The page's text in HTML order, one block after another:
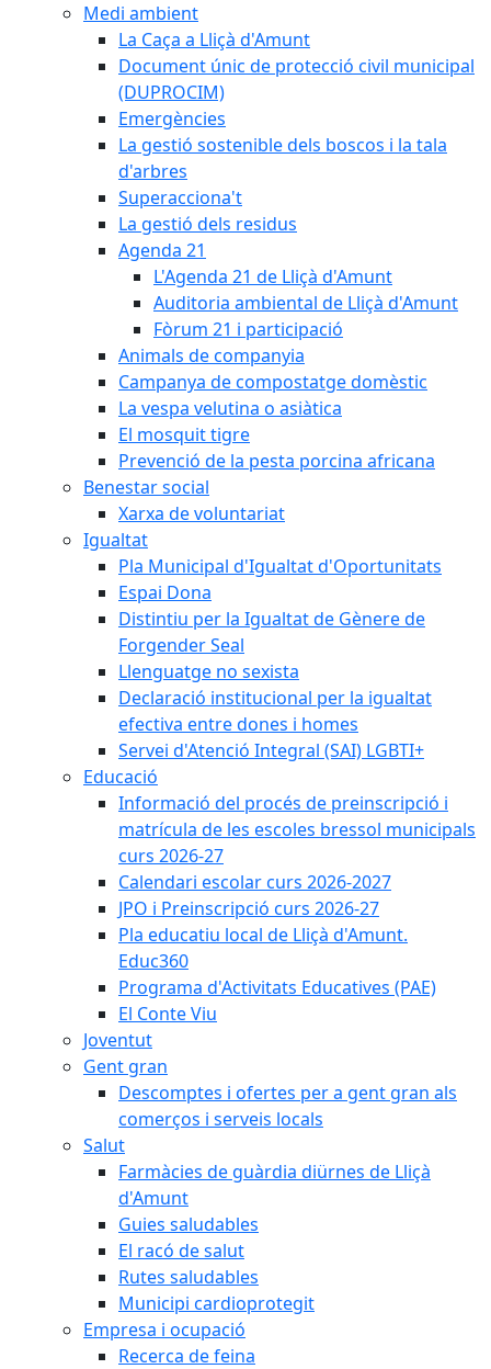
Medi ambient
La Caça a Lliçà d'Amunt
Document únic de protecció civil municipal
(DUPROCIM)
Emergències
La gestió sostenible dels boscos i la tala
d'arbres
Superacciona't
La gestió dels residus
Agenda 21
L'Agenda 21 de Lliçà d'Amunt
Auditoria ambiental de Lliçà d'Amunt
Fòrum 21 i participació
Animals de companyia
Campanya de compostatge domèstic
La vespa velutina o asiàtica
El mosquit tigre
Prevenció de la pesta porcina africana
Benestar social
Xarxa de voluntariat
Igualtat
Pla Municipal d'Igualtat d'Oportunitats
Espai Dona
Distintiu per la Igualtat de Gènere de
Forgender Seal
Llenguatge no sexista
Declaració institucional per la igualtat
efectiva entre dones i homes
Servei d'Atenció Integral (SAI) LGBTI+
Educació
Informació del procés de preinscripció i
matrícula de les escoles bressol municipals
curs 2026-27
Calendari escolar curs 2026-2027
JPO i Preinscripció curs 2026-27
Pla educatiu local de Lliçà d'Amunt.
Educ360
Programa d'Activitats Educatives (PAE)
El Conte Viu
Joventut
Gent gran
Descomptes i ofertes per a gent gran als
comerços i serveis locals
Salut
Farmàcies de guàrdia diürnes de Lliçà
d'Amunt
Guies saludables
El racó de salut
Rutes saludables
Municipi cardioprotegit
Empresa i ocupació
Recerca de feina